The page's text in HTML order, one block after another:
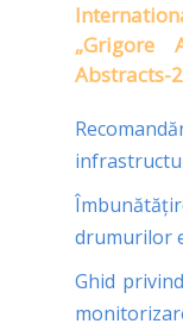
„Grigore
Abstracts-
drumurilor
Ghid